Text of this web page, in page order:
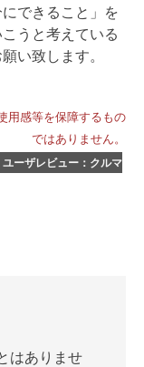
できること」を
うと考えている
い致します。
用感等を保障するもの
ではありません。
ユーザレビュー：クルマ
はありませ